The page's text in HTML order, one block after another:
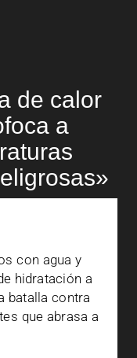
de calor
a
con agua y
hidratación a
batalla contra
que abrasa a